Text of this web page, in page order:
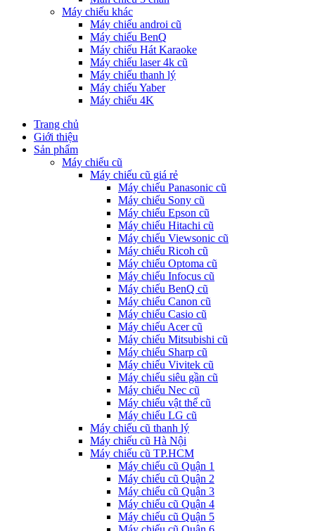
Máy chiếu khác
Máy chiếu androi cũ
Máy chiếu BenQ
Máy chiếu Hát Karaoke
Máy chiếu laser 4k cũ
Máy chiếu thanh lý
Máy chiếu Yaber
Máy chiếu 4K
Trang chủ
Giới thiệu
Sản phẩm
Máy chiếu cũ
Máy chiếu cũ giá rẻ
Máy chiếu Panasonic cũ
Máy chiếu Sony cũ
Máy chiếu Epson cũ
Máy chiếu Hitachi cũ
Máy chiếu Viewsonic cũ
Máy chiếu Ricoh cũ
Máy chiếu Optoma cũ
Máy chiếu Infocus cũ
Máy chiếu BenQ cũ
Máy chiếu Canon cũ
Máy chiếu Casio cũ
Máy chiếu Acer cũ
Máy chiếu Mitsubishi cũ
Máy chiếu Sharp cũ
Máy chiếu Vivitek cũ
Máy chiếu siêu gần cũ
Máy chiếu Nec cũ
Máy chiếu vật thể cũ
Máy chiếu LG cũ
Máy chiếu cũ thanh lý
Máy chiếu cũ Hà Nội
Máy chiếu cũ TP.HCM
Máy chiếu cũ Quận 1
Máy chiếu cũ Quận 2
Máy chiếu cũ Quận 3
Máy chiếu cũ Quận 4
Máy chiếu cũ Quận 5